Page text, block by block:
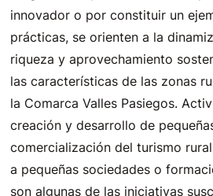
innovador o por constituir un
prácticas, se orienten a la
riqueza y aprovechamiento
las características de las zonas
la Comarca Valles Pasiegos.
creación y desarrollo de
comercialización del turismo
a pequeñas sociedades o
son algunas de las iniciativas